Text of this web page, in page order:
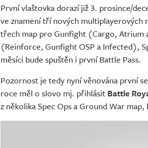
První vlaštovka dorazí již 3. prosince/
ve znamení tří nových multiplayerových
třech map pro Gunfight (Cargo,
(Reinforce, Gunfight OSP a Infected),
měsíci bude spuštěn i první Battle Pass.
Pozornost je tedy nyní věnována první
roce měl o slovo mj. přihlásit Battle
z několika Spec Ops a Ground War map,